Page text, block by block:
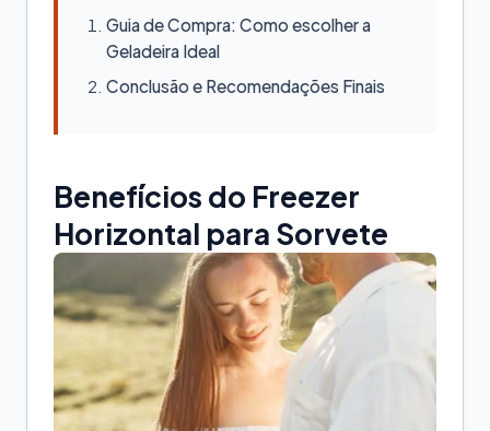
Guia de Compra: Como escolher a
Geladeira Ideal
Conclusão e Recomendações Finais
Benefícios do Freezer
Horizontal para Sorvete